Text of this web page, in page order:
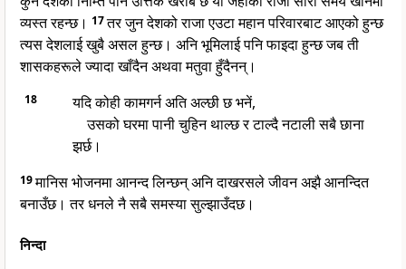
व्यस्त रहन्छ। 17तर जुन देशको राजा एउटा महान परिवारबाट आएको हुन्छ
त्यस देशलाई खुबै असल हुन्छ। अनि भूमिलाई पनि फाइदा हुन्छ जब ती
शासकहरूले ज्यादा खाँदैन अथवा मतुवा हुँदैनन्।
18
यदि कोही कामगर्न अति अल्छी छ भनें,
उसको घरमा पानी चुहिन थाल्छ र टाल्दै नटाली सबै छाना
झर्छ।
19मानिस भोजनमा आनन्द लिन्छन् अनि दाखरसले जीवन अझै आनन्दित
बनाउँछ। तर धनले नै सबै समस्या सुल्झाउँदछ।
निन्दा